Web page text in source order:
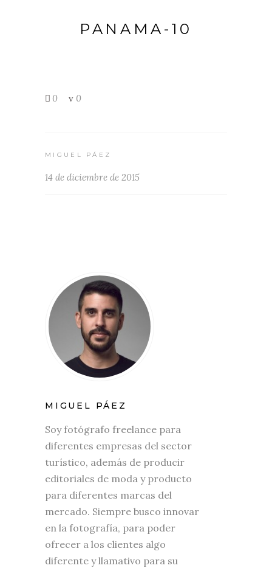
PANAMA-10
0 0
MIGUEL PÁEZ
14 de diciembre de 2015
MIGUEL PÁEZ
Soy fotógrafo freelance para
diferentes empresas del sector
turístico, además de producir
editoriales de moda y producto
para diferentes marcas del
mercado. Siempre busco innovar
en la fotografía, para poder
ofrecer a los clientes algo
diferente y llamativo para su